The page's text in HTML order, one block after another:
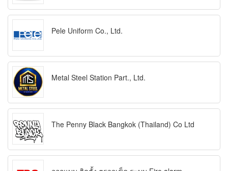
Pele Uniform Co., Ltd.
Metal Steel Station Part., Ltd.
The Penny Black Bangkok (Thailand) Co Ltd